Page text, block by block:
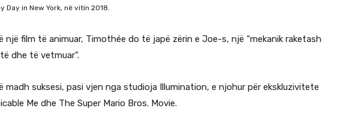
Day in New York, në vitin 2018.
një film të animuar, Timothée do të japë zërin e Joe-s, një “mekanik raketash
dhe të vetmuar”.
suksesi, pasi vjen nga studioja Illumination, e njohur për ekskluzivitete
Me dhe The Super Mario Bros. Movie.